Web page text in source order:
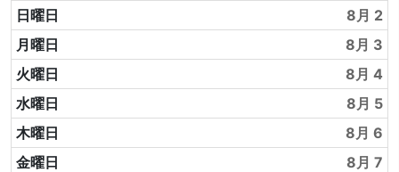
日曜日
8月 2
月曜日
8月 3
火曜日
8月 4
水曜日
8月 5
木曜日
8月 6
金曜日
8月 7